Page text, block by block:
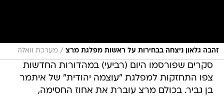
זהבה גלאון ניצחה בבחירות על ראשות מפלגת מרצ / מערכת וואלה
סקרים שפורסמו היום (רביעי) במהדורות החדשות
צפו התחזקות למפלגת "עוצמה יהודית" של איתמר
בן גביר. בכולם מרצ עוברת את אחוז החסימה,